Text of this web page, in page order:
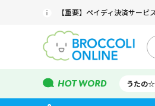
【重要】ペイディ決済サービ
うたの